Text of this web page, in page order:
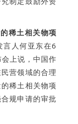
稀土相关物项
言人何亚东在6
上说，中国作
营领域的合理
稀土相关物项
规申请的审批